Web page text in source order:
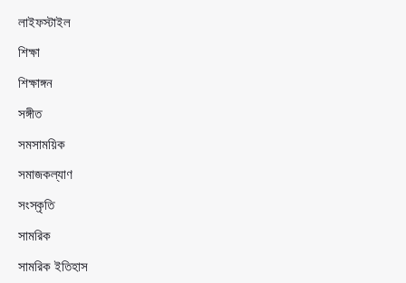
লাইফস্টাইল
শিক্ষা
শিক্ষাঙ্গন
সঙ্গীত
সমসাময়িক
সমাজকল্যাণ
সংস্কৃতি
সামরিক
সামরিক ইতিহাস